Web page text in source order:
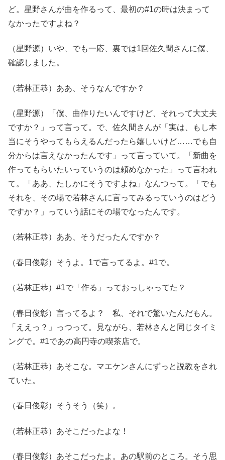
ど。星野さんが曲を作るって、最初の#1の時は決まって
なかったですよね？
（星野源）いや、でも一応、裏では1回佐久間さんに僕、
確認しました。
（若林正恭）ああ、そうなんですか？
（星野源）「僕、曲作りたいんですけど、それって大丈夫
ですか？」って言って。で、佐久間さんが「実は、もし本
当にそうやってもらえるんだったら嬉しいけど……でも自
分からは言えなかったんです」って言っていて。「新曲を
作ってもらいたいっていうのは頼めなかった」って言われ
て。「ああ、たしかにそうですよね」なんつって。「でも
それを、その場で若林さんに言ってみるっていうのはどう
ですか？」っていう話にその場でなったんです。
（若林正恭）ああ、そうだったんですか？
（春日俊彰）そうよ。1で言ってるよ。#1で。
（若林正恭）#1で「作る」っておっしゃってた？
（春日俊彰）言ってるよ？ 私、それで驚いたんだもん。
「ええっ？」っつって。見ながら、若林さんと同じタイミ
ングで。#1であの高円寺の喫茶店で。
（若林正恭）あそこな。マエケンさんにずっと説教をされ
ていた。
（春日俊彰）そうそう（笑）。
（若林正恭）あそこだったよな！
（春日俊彰）あそこだったよ。あの駅前のところ。そう思